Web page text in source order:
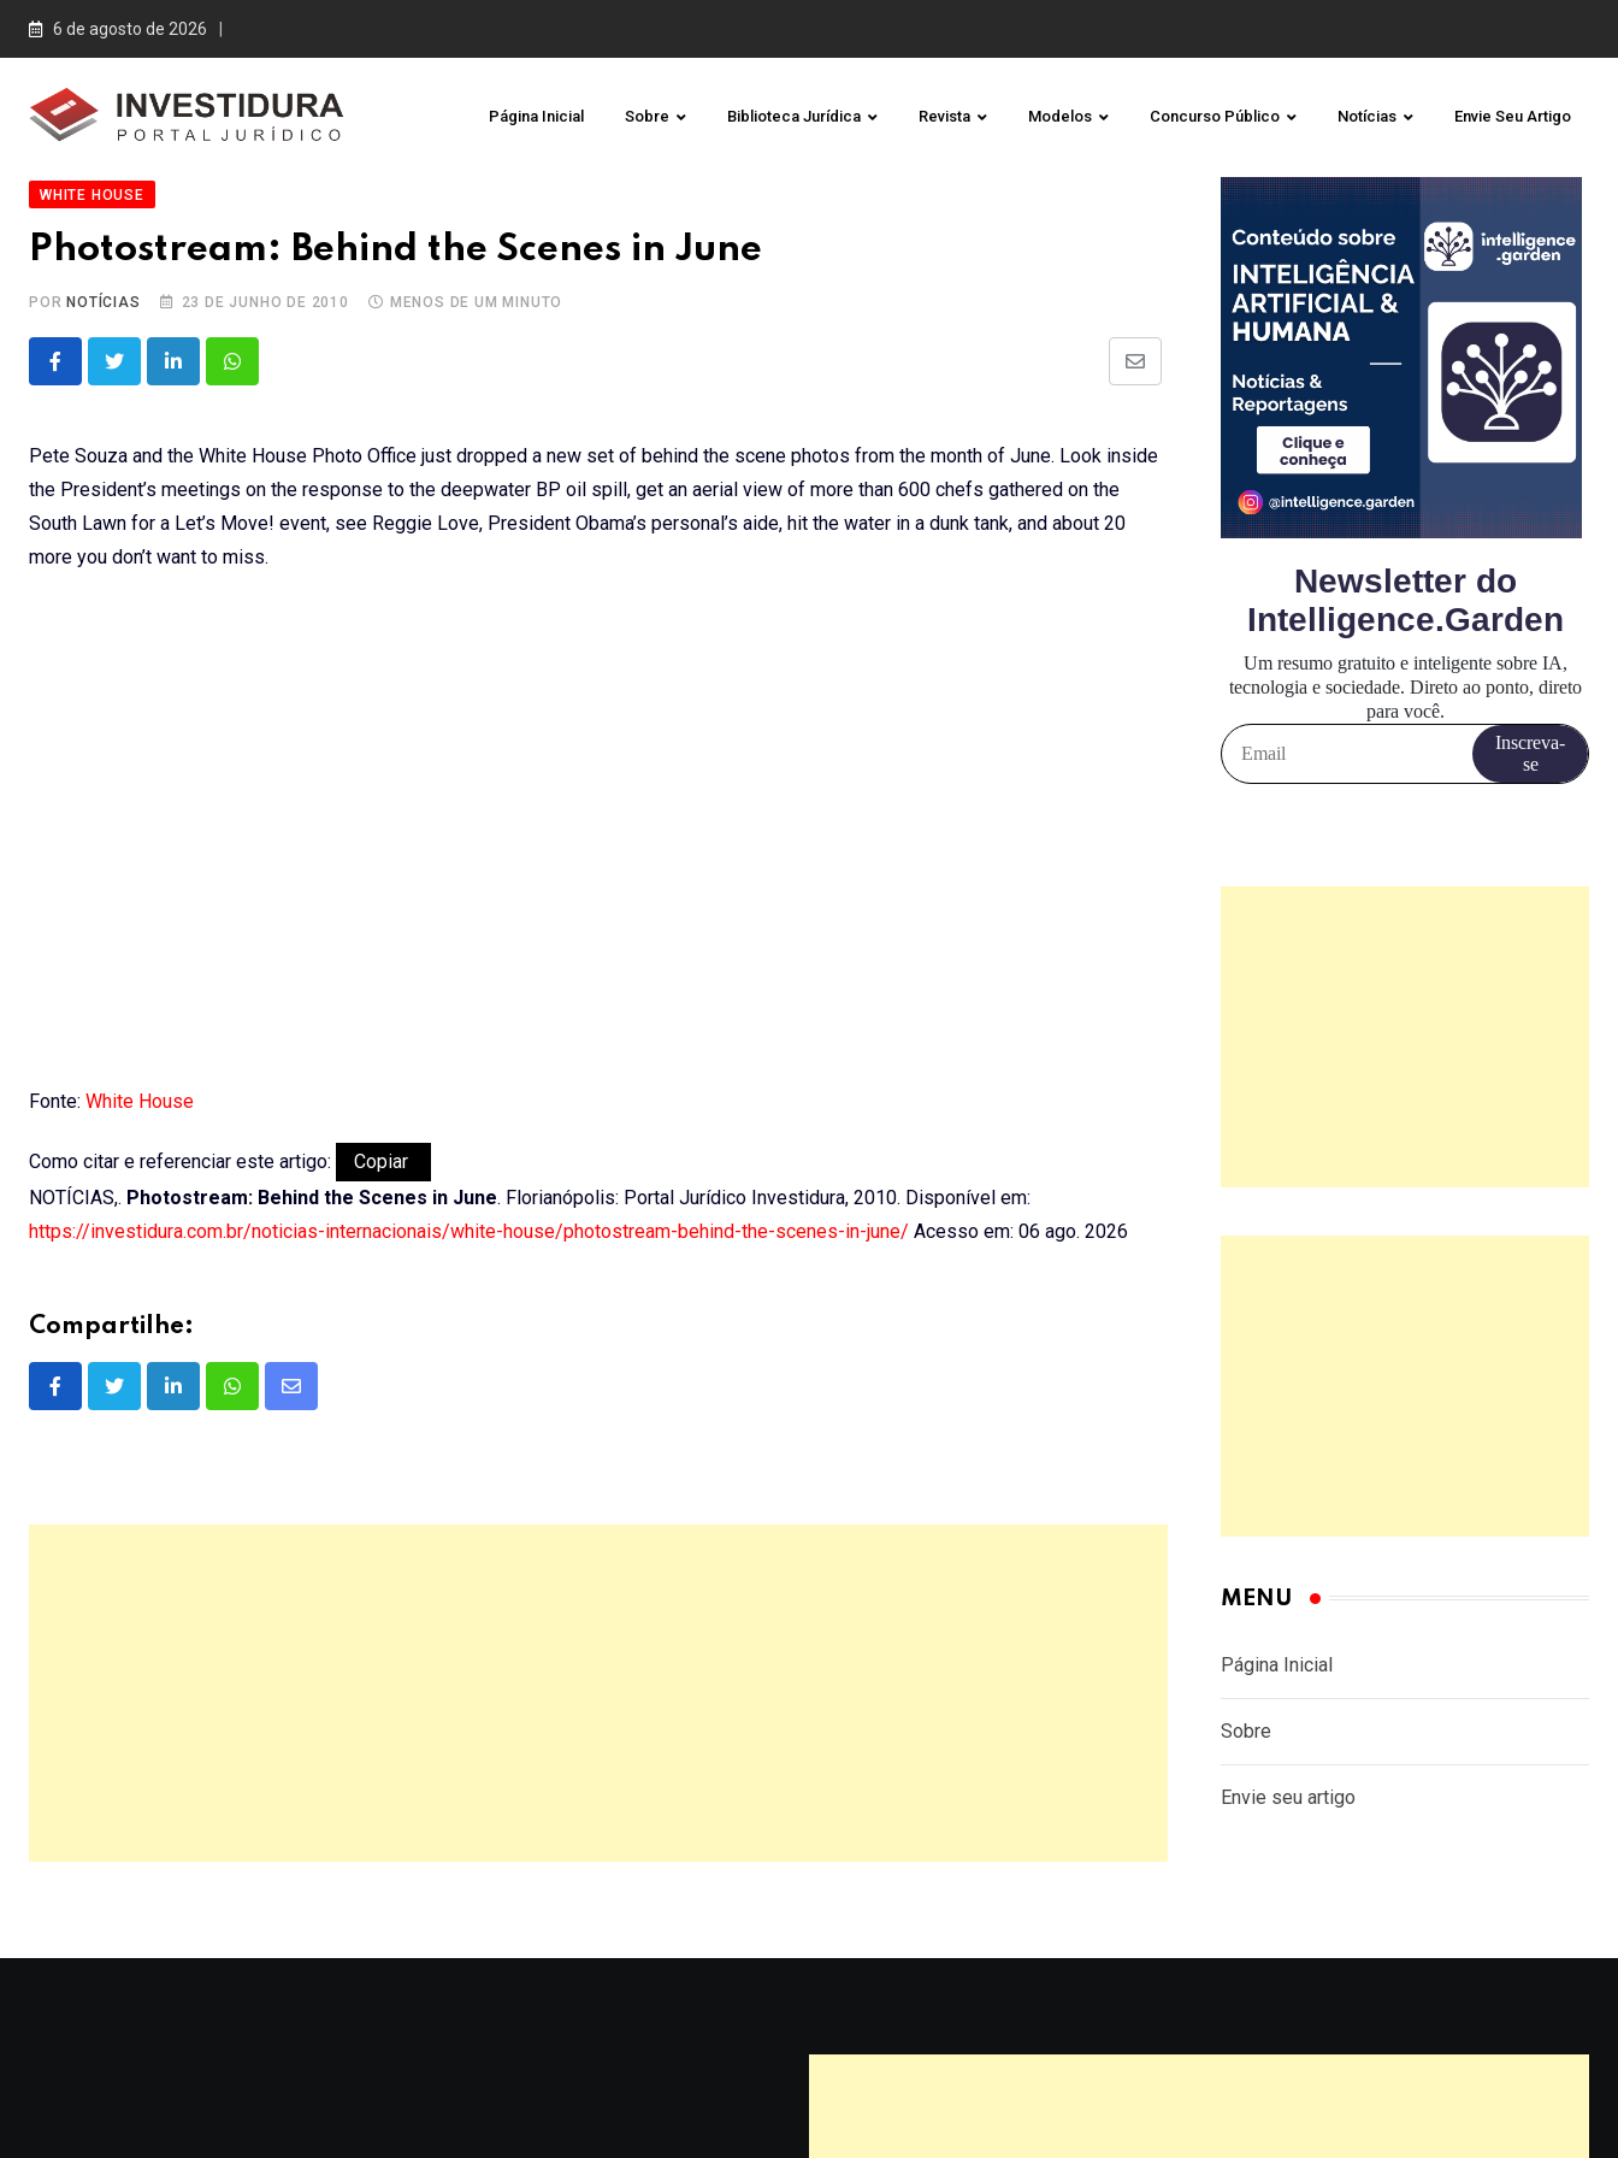
Skip
6 de agosto de 2026
Página Inicial Sobre Biblioteca Jurídica Revista Modelos Concurso Público Notícias Envie Seu Artigo
WHITE HOUSE
Photostream: Behind the Scenes in June
PORNOTÍCIAS 23 DE JUNHO DE 2010 MENOS DE UM MINUTO
LinkedInWhatsapp
Share
Email
Pete Souza and the White House Photo Office just dropped a new set of behind the scene photos from the month of June. Look inside
the President’s meetings on the response to the deepwater BP oil spill, get an aerial view of more than 600 chefs gathered on the
South Lawn for a Let’s Move! event, see Reggie Love, President Obama’s personal’s aide, hit the water in a dunk tank, and about 20
more you don’t want to miss.
Fonte: White House
Como citar e referenciar este artigo:
Copiar
NOTÍCIAS,. Photostream: Behind the Scenes in June. Florianópolis: Portal Jurídico Investidura, 2010. Disponível em:
https://investidura.com.br/noticias-internacionais/white-house/photostream-behind-the-scenes-in-june/ Acesso em: 06 ago. 2026
Compartilhe:
LinkedInWhatsappShare
MENU
Página Inicial
Sobre
Envie seu artigo